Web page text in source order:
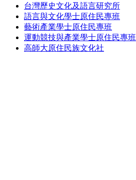
台灣歷史文化及語言研究所
語言與文化學士原住民專班
藝術產業學士原住民專班
運動競技與產業學士原住民專班
高師大原住民族文化社